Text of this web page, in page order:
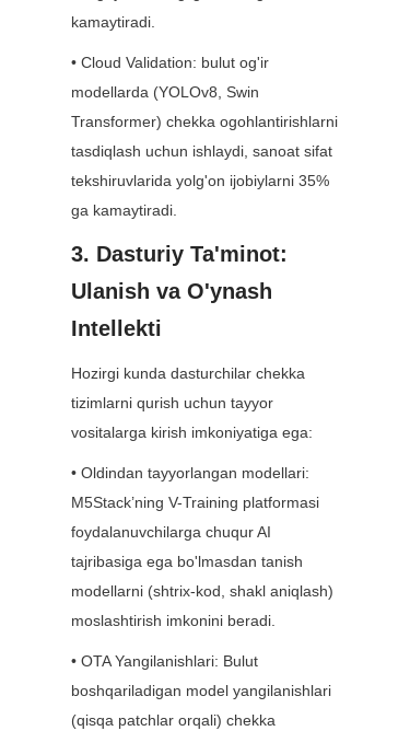
kamaytiradi.
• Cloud Validation: bulut og'ir
modellarda (YOLOv8, Swin
Transformer) chekka ogohlantirishlarni
tasdiqlash uchun ishlaydi, sanoat sifat
tekshiruvlarida yolg'on ijobiylarni 35%
ga kamaytiradi.
3. Dasturiy Ta'minot:
Ulanish va O'ynash
Intellekti
Hozirgi kunda dasturchilar chekka
tizimlarni qurish uchun tayyor
vositalarga kirish imkoniyatiga ega:
• Oldindan tayyorlangan modellari:
M5Stack’ning V-Training platformasi
foydalanuvchilarga chuqur AI
tajribasiga ega bo'lmasdan tanish
modellarni (shtrix-kod, shakl aniqlash)
moslashtirish imkonini beradi.
• OTA Yangilanishlari: Bulut
boshqariladigan model yangilanishlari
(qisqa patchlar orqali) chekka